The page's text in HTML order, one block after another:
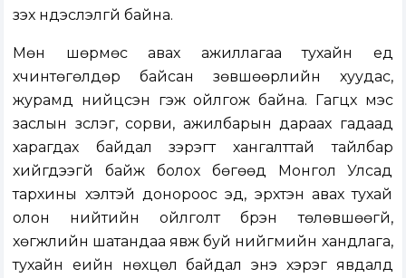
үзэх үндэслэлгүй байна.
Мөн шөрмөс авах ажиллагаа тухайн үед
хүчинтөгөлдөр байсан зөвшөөрлийн хуудас,
журамд нийцсэн гэж ойлгож байна. Гагцхүү мэс
заслын зүслэг, сорви, ажилбарын дараах гадаад
харагдах байдал зэрэгт хангалттай тайлбар
хийгдээгүй байж болох бөгөөд Монгол Улсад
тархины үхэлтэй донороос эд, эрхтэн авах тухай
олон нийтийн ойлголт бүрэн төлөвшөөгүй,
хөгжлийн шатандаа явж буй нийгмийн хандлага,
тухайн үеийн нөхцөл байдал энэ хэрэг явдалд